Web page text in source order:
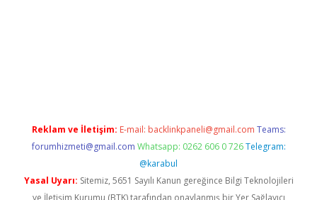
Reklam ve İletişim: E-mail: backlinkpaneli@gmail.com Teams:
forumhizmeti@gmail.com Whatsapp: 0262 606 0 726 Telegram:
@karabul
Yasal Uyarı: Sitemiz, 5651 Sayılı Kanun gereğince Bilgi Teknolojileri
ve İletişim Kurumu (BTK) tarafından onaylanmış bir Yer Sağlayıcı